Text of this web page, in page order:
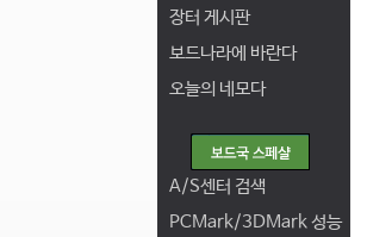
장터 게시판
보드나라에 바란다
오늘의 네모다
A/S센터 검색
PCMark/3DMark 성능